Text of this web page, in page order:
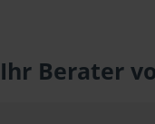
Ihr Berater